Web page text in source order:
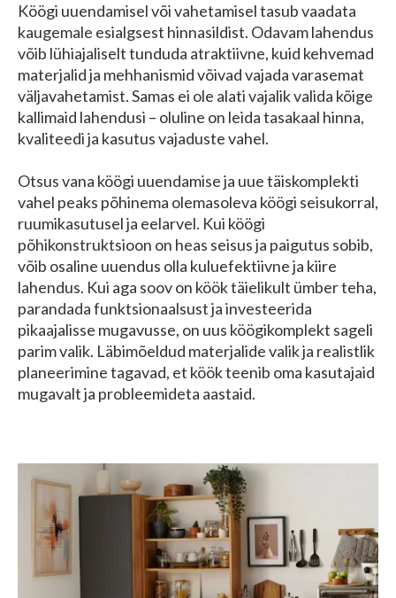
Köögi uuendamisel või vahetamisel tasub vaadata
kaugemale esialgsest hinnasildist. Odavam lahendus
võib lühiajaliselt tunduda atraktiivne, kuid kehvemad
materjalid ja mehhanismid võivad vajada varasemat
väljavahetamist. Samas ei ole alati vajalik valida kõige
kallimaid lahendusi – oluline on leida tasakaal hinna,
kvaliteedi ja kasutus vajaduste vahel.
Otsus vana köögi uuendamise ja uue täiskomplekti
vahel peaks põhinema olemasoleva köögi seisukorral,
ruumikasutusel ja eelarvel. Kui köögi
põhikonstruktsioon on heas seisus ja paigutus sobib,
võib osaline uuendus olla kuluefektiivne ja kiire
lahendus. Kui aga soov on köök täielikult ümber teha,
parandada funktsionaalsust ja investeerida
pikaajalisse mugavusse, on uus köögikomplekt sageli
parim valik. Läbimõeldud materjalide valik ja realistlik
planeerimine tagavad, et köök teenib oma kasutajaid
mugavalt ja probleemideta aastaid.